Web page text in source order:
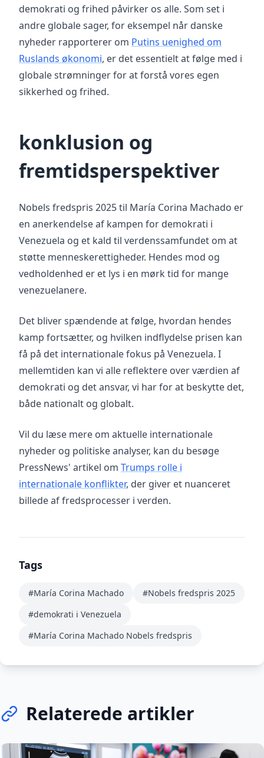
demokrati og frihed påvirker os alle. Som set i
andre globale sager, for eksempel når danske
nyheder rapporterer om Putins uenighed om
Ruslands økonomi, er det essentielt at følge med i
globale strømninger for at forstå vores egen
sikkerhed og frihed.
konklusion og
fremtidsperspektiver
Nobels fredspris 2025 til María Corina Machado er
en anerkendelse af kampen for demokrati i
Venezuela og et kald til verdenssamfundet om at
støtte menneskerettigheder. Hendes mod og
vedholdenhed er et lys i en mørk tid for mange
venezuelanere.
Det bliver spændende at følge, hvordan hendes
kamp fortsætter, og hvilken indflydelse prisen kan
få på det internationale fokus på Venezuela. I
mellemtiden kan vi alle reflektere over værdien af
demokrati og det ansvar, vi har for at beskytte det,
både nationalt og globalt.
Vil du læse mere om aktuelle internationale
nyheder og politiske analyser, kan du besøge
PressNews' artikel om Trumps rolle i
internationale konflikter, der giver et nuanceret
billede af fredsprocesser i verden.
Tags
#María Corina Machado
#Nobels fredspris 2025
#demokrati i Venezuela
#María Corina Machado Nobels fredspris
Relaterede artikler